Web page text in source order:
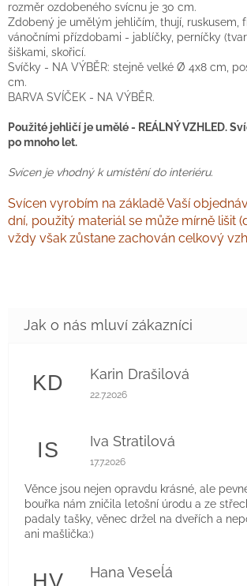
rozměr ozdobeného svícnu je 30 cm.
Zdobený je umělým jehličím, thují, ruskusem,
vánočními přízdobami - jablíčky, perníčky
šiškami, skořicí.
Svíčky - NA VÝBĚR: stejně velké Ø 4x8 cm,
cm.
BARVA SVÍČEK - NA VÝBĚR.
Použité jehličí je umělé - REÁLNÝ VZHLED.
po mnoho let.
Svícen je vhodný k umístění do interiéru.
Svícen vyrobím na základě Vaší
dní, použitý materiál se může mírně lišit
vždy však zůstane zachován celkový
KD Karin Drašilová
Hodnocení obchodu je 5 z 5
22.7.2026
IS Iva Stratilová
Hodnocení obchodu je 5 z 5
17.7.2026
Věnce jsou nejen opravdu krásné, ale
bouřka nám zničila letošní úrodu a ze
padaly tašky, věnec držel na dveřích a
ani mašlička:)
Hana Veseĺá